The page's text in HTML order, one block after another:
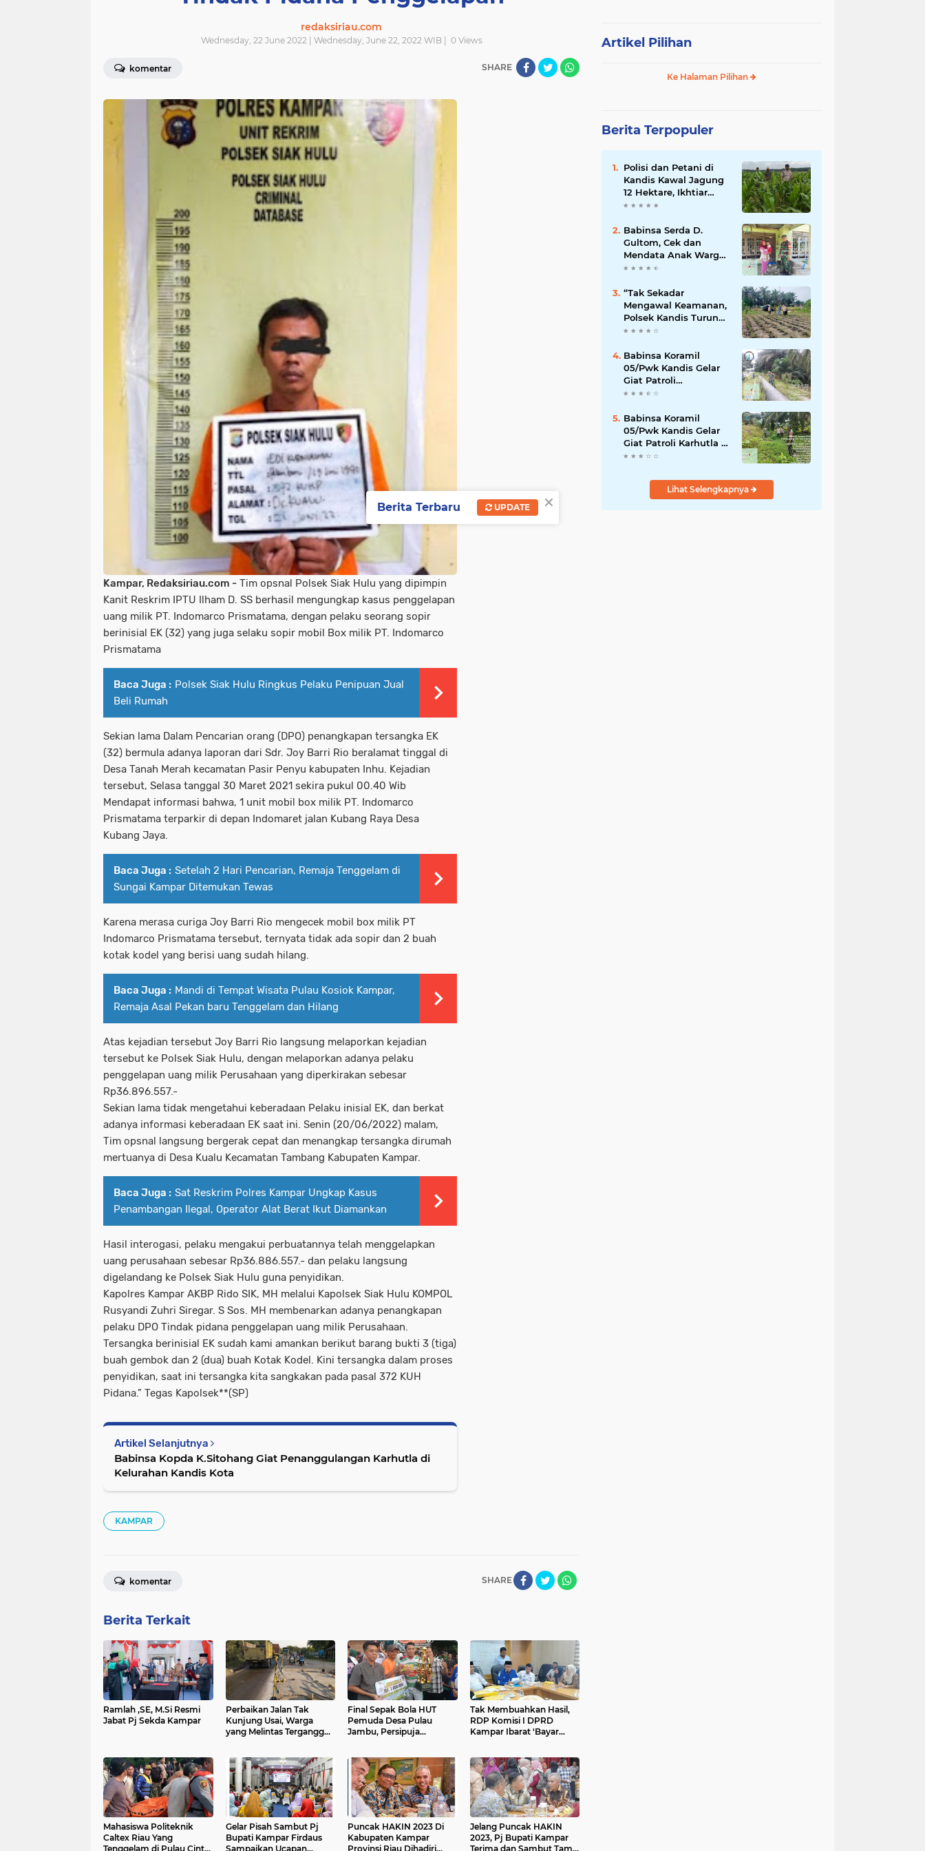
redaksiriau.com
Wednesday, 22 June 2022 | Wednesday, June 22, 2022 WIB | 0Views
komentar SHARE
Kampar, Redaksiriau.com - Tim opsnal Polsek Siak Hulu yang dipimpin
Kanit Reskrim IPTU Ilham D. SS berhasil mengungkap kasus penggelapan
uang milik PT. Indomarco Prismatama, dengan pelaku seorang sopir
berinisial EK (32) yang juga selaku sopir mobil Box milik PT. Indomarco
Prismatama
Baca Juga : Polsek Siak Hulu Ringkus Pelaku Penipuan Jual
Beli Rumah
Sekian lama Dalam Pencarian orang (DPO) penangkapan tersangka EK
(32) bermula adanya laporan dari Sdr. Joy Barri Rio beralamat tinggal di
Desa Tanah Merah kecamatan Pasir Penyu kabupaten Inhu. Kejadian
tersebut, Selasa tanggal 30 Maret 2021 sekira pukul 00.40 Wib
Mendapat informasi bahwa, 1 unit mobil box milik PT. Indomarco
Prismatama terparkir di depan Indomaret jalan Kubang Raya Desa
Kubang Jaya.
Baca Juga : Setelah 2 Hari Pencarian, Remaja Tenggelam di
Sungai Kampar Ditemukan Tewas
Karena merasa curiga Joy Barri Rio mengecek mobil box milik PT
Indomarco Prismatama tersebut, ternyata tidak ada sopir dan 2 buah
kotak kodel yang berisi uang sudah hilang.
Baca Juga : Mandi di Tempat Wisata Pulau Kosiok Kampar,
Remaja Asal Pekan baru Tenggelam dan Hilang
Atas kejadian tersebut Joy Barri Rio langsung melaporkan kejadian
tersebut ke Polsek Siak Hulu, dengan melaporkan adanya pelaku
penggelapan uang milik Perusahaan yang diperkirakan sebesar
Rp36.896.557.-
Sekian lama tidak mengetahui keberadaan Pelaku inisial EK, dan berkat
adanya informasi keberadaan EK saat ini. Senin (20/06/2022) malam,
Tim opsnal langsung bergerak cepat dan menangkap tersangka dirumah
mertuanya di Desa Kualu Kecamatan Tambang Kabupaten Kampar.
Baca Juga : Sat Reskrim Polres Kampar Ungkap Kasus
Penambangan Ilegal, Operator Alat Berat Ikut Diamankan
Hasil interogasi, pelaku mengakui perbuatannya telah menggelapkan
uang perusahaan sebesar Rp36.886.557.- dan pelaku langsung
digelandang ke Polsek Siak Hulu guna penyidikan.
Kapolres Kampar AKBP Rido SIK, MH melalui Kapolsek Siak Hulu KOMPOL
Rusyandi Zuhri Siregar. S Sos. MH membenarkan adanya penangkapan
pelaku DPO Tindak pidana penggelapan uang milik Perusahaan.
Tersangka berinisial EK sudah kami amankan berikut barang bukti 3 (tiga)
buah gembok dan 2 (dua) buah Kotak Kodel. Kini tersangka dalam proses
penyidikan, saat ini tersangka kita sangkakan pada pasal 372 KUH
Pidana.” Tegas Kapolsek**(SP)
Artikel Selanjutnya
Babinsa Kopda K.Sitohang Giat Penanggulangan Karhutla di
Kelurahan Kandis Kota
KAMPAR
SHARE
komentar
Berita Terkait
Ramlah ,SE, M.Si Resmi
Jabat Pj Sekda Kampar
Perbaikan Jalan Tak
Kunjung Usai, Warga
yang Melintas Terganggu
Final Sepak Bola HUT
Pemuda Desa Pulau
Jambu, Persipuja
Tak Membuahkan Hasil,
RDP Komisi I DPRD
Kampar Ibarat 'Bayar
Mahasiswa Politeknik
Caltex Riau Yang
Tenggelam di Pulau Cinta
Gelar Pisah Sambut Pj
Bupati Kampar Firdaus
Sampaikan Ucapan
Puncak HAKIN 2023 Di
Kabupaten Kampar
Provinsi Riau Dihadiri
Jelang Puncak HAKIN
2023, Pj Bupati Kampar
Terima dan Sambut Tamu
Artikel Pilihan
Ke Halaman Pilihan
Berita Terpopuler
Polisi dan Petani di
Kandis Kawal Jagung
12 Hektare, Ikhtiar
Menjaga Ketahanan
Babinsa Serda D.
Gultom, Cek dan
Mendata Anak Warga
Yang Stunting
“Tak Sekadar
Mengawal Keamanan,
Polsek Kandis Turun
ke Lahan Jagung
Pangan
Babinsa Koramil
05/Pwk Kandis Gelar
Giat Patroli
Pengamanan Line
Kandis Kandis
Babinsa Koramil
05/Pwk Kandis Gelar
Giat Patroli Karhutla di
Wilayah Kelurahan
Lihat Selengkapnya
×
Berita Terbaru UPDATE